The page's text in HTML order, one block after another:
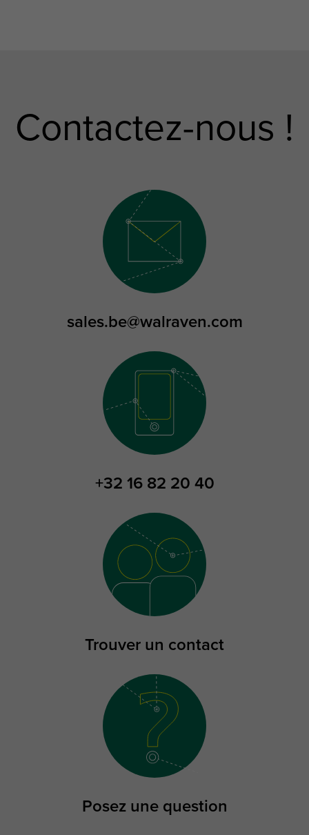
Contactez-nous !
sales.be@walraven.com
+32 16 82 20 40
Trouver un contact
Posez une question